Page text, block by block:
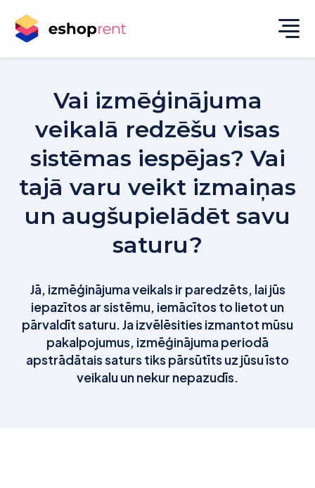
Vai izmēģinājuma
veikalā redzēšu visas
sistēmas iespējas? Vai
tajā varu veikt izmaiņas
un augšupielādēt savu
saturu?
Jā, izmēģinājuma veikals ir paredzēts, lai jūs
iepazītos ar sistēmu, iemācītos to lietot un
pārvaldīt saturu. Ja izvēlēsities izmantot mūsu
pakalpojumus, izmēģinājuma periodā
apstrādātais saturs tiks pārsūtīts uz jūsu īsto
veikalu un nekur nepazudīs.